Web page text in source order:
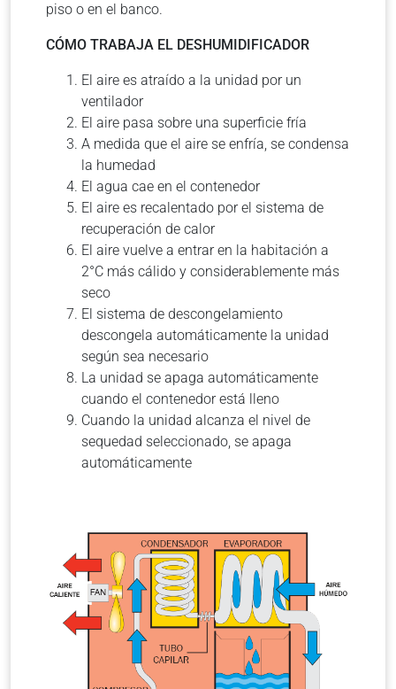
piso o en el banco.
CÓMO TRABAJA EL DESHUMIDIFICADOR
El aire es atraído a la unidad por un
ventilador
El aire pasa sobre una superficie fría
A medida que el aire se enfría, se condensa
la humedad
El agua cae en el contenedor
El aire es recalentado por el sistema de
recuperación de calor
El aire vuelve a entrar en la habitación a
2°C más cálido y considerablemente más
seco
El sistema de descongelamiento
descongela automáticamente la unidad
según sea necesario
La unidad se apaga automáticamente
cuando el contenedor está lleno
Cuando la unidad alcanza el nivel de
sequedad seleccionado, se apaga
automáticamente